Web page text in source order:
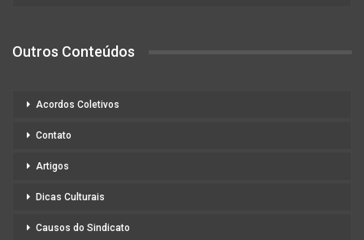
Outros Conteúdos
Acordos Coletivos
Contato
Artigos
Dicas Culturais
Causos do Sindicato